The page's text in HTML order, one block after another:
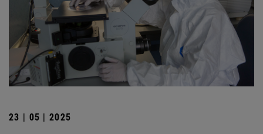
23 | 05 | 2025